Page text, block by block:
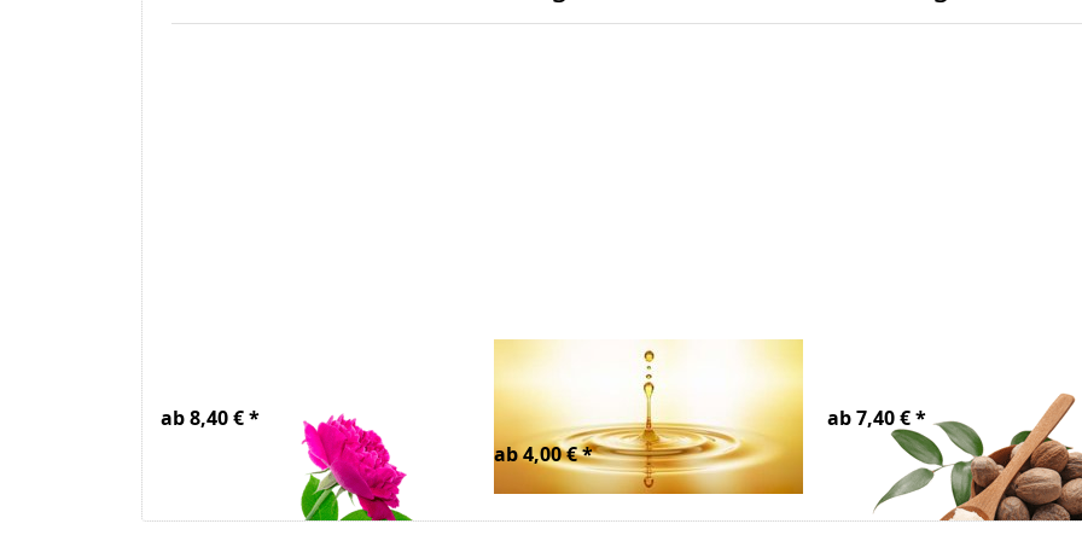
ab 8,40 € *
Glycerin Bio
Sonnenblumenbasis
ab 4,00 € *
ab 7,40 € *